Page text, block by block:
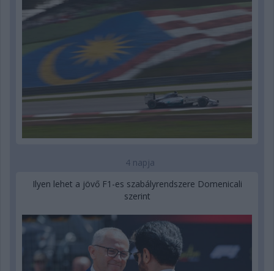
4 napja
Ilyen lehet a jövő F1-es szabályrendszere Domenicali
szerint